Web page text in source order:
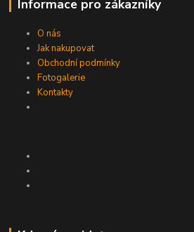
Informace pro zákazníky
O nás
Jak nakupovat
Obchodní podmínky
Fotogalerie
Kontakty